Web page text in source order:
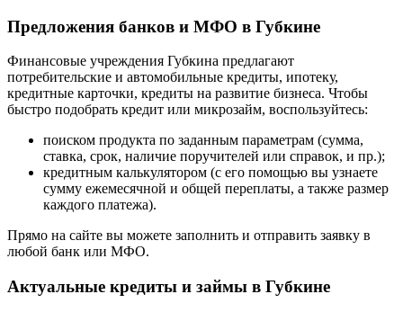
Предложения банков и МФО в Губкине
Финансовые учреждения Губкина предлагают
потребительские и автомобильные кредиты, ипотеку,
кредитные карточки, кредиты на развитие бизнеса. Чтобы
быстро подобрать кредит или микрозайм, воспользуйтесь:
поиском продукта по заданным параметрам (сумма,
ставка, срок, наличие поручителей или справок, и пр.);
кредитным калькулятором (с его помощью вы узнаете
сумму ежемесячной и общей переплаты, а также размер
каждого платежа).
Прямо на сайте вы можете заполнить и отправить заявку в
любой банк или МФО.
Актуальные кредиты и займы в Губкине